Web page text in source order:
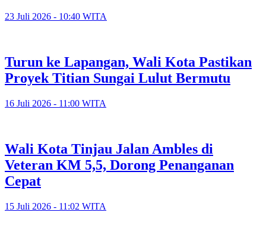
23 Juli 2026 - 10:40 WITA
Turun ke Lapangan, Wali Kota Pastikan
Proyek Titian Sungai Lulut Bermutu
16 Juli 2026 - 11:00 WITA
​Wali Kota Tinjau Jalan Ambles di
Veteran KM 5,5, Dorong Penanganan
Cepat
15 Juli 2026 - 11:02 WITA